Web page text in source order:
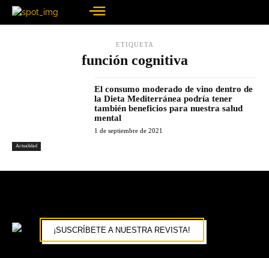
ETIQUETA
función cognitiva
Actualidad
El consumo moderado de vino dentro de
la Dieta Mediterránea podría tener
también beneficios para nuestra salud
mental
1 de septiembre de 2021
¡SUSCRÍBETE A NUESTRA REVISTA!